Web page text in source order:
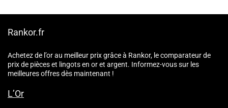
Rankor.fr
Achetez de l’or au meilleur prix grâce à Rankor, le comparateur de
prix de pièces et lingots en or et argent. Informez-vous sur les
meilleures offres dès maintenant !
L’Or